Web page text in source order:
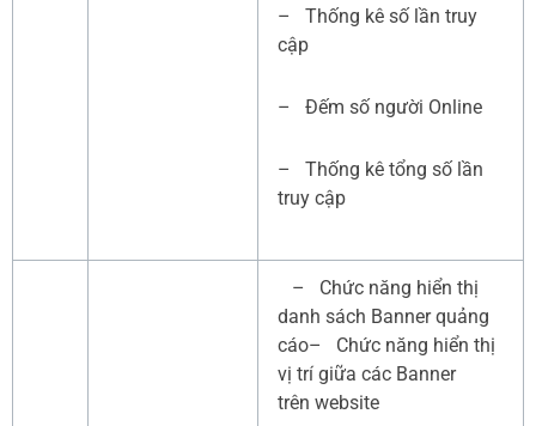
– Thống kê số lần truy
cập
– Đếm số người Online
– Thống kê tổng số lần
truy cập
– Chức năng hiển thị
danh sách Banner quảng
cáo– Chức năng hiển thị
vị trí giữa các Banner
trên website